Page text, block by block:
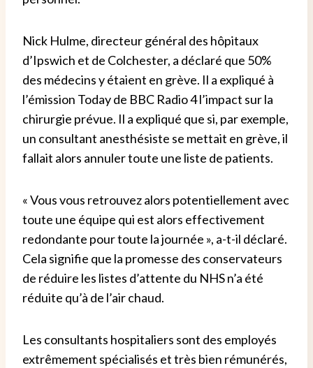
Nick Hulme, directeur général des hôpitaux
d’Ipswich et de Colchester, a déclaré que 50%
des médecins y étaient en grève. Il a expliqué à
l’émission Today de BBC Radio 4 l’impact sur la
chirurgie prévue. Il a expliqué que si, par exemple,
un consultant anesthésiste se mettait en grève, il
fallait alors annuler toute une liste de patients.
« Vous vous retrouvez alors potentiellement avec
toute une équipe qui est alors effectivement
redondante pour toute la journée », a-t-il déclaré.
Cela signifie que la promesse des conservateurs
de réduire les listes d’attente du NHS n’a été
réduite qu’à de l’air chaud.
Les consultants hospitaliers sont des employés
extrêmement spécialisés et très bien rémunérés,